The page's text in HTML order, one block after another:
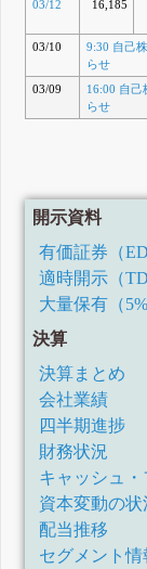
03/12
16,185
03/10
9:30 自己
らせ
03/09
16:00 自己
らせ
開示資料
有価証券（
適時開示（
大量保有（
決算
決算まとめ
会社業績
四半期進捗
財務状況
キャッシュ
資本変動の状
配当推移
セグメント情